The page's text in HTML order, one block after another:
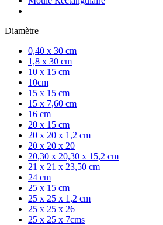
Diamètre
0,40 x 30 cm
1,8 x 30 cm
10 x 15 cm
10cm
15 x 15 cm
15 x 7,60 cm
16 cm
20 x 15 cm
20 x 20 x 1,2 cm
20 x 20 x 20
20,30 x 20,30 x 15,2 cm
21 x 21 x 23,50 cm
24 cm
25 x 15 cm
25 x 25 x 1,2 cm
25 x 25 x 26
25 x 25 x 7cms